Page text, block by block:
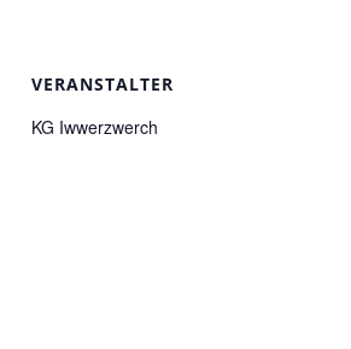
VERANSTALTER
KG Iwwerzwerch